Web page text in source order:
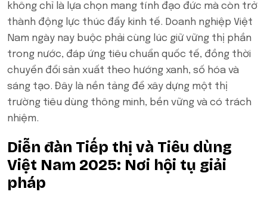
không chỉ là lựa chọn mang tính đạo đức mà còn trở
thành động lực thúc đẩy kinh tế. Doanh nghiệp Việt
Nam ngày nay buộc phải cùng lúc giữ vững thị phần
trong nước, đáp ứng tiêu chuẩn quốc tế, đồng thời
chuyển đổi sản xuất theo hướng xanh, số hóa và
sáng tạo. Đây là nền tảng để xây dựng một thị
trường tiêu dùng thông minh, bền vững và có trách
nhiệm.
Diễn đàn Tiếp thị và Tiêu dùng
Việt Nam 2025: Nơi hội tụ giải
pháp